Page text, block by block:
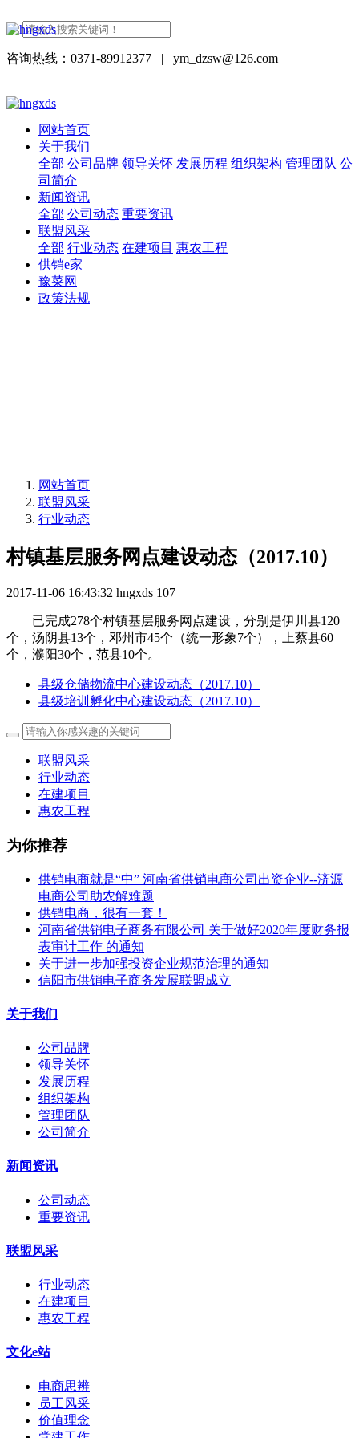
咨询热线：0371-89912377 | ym_dzsw@126.com
网站首页
关于我们
全部 公司品牌 领导关怀 发展历程 组织架构 管理团队 公
司简介
新闻资讯
全部 公司动态 重要资讯
联盟风采
全部 行业动态 在建项目 惠农工程
供销e家
豫菜网
政策法规
网站首页
联盟风采
行业动态
村镇基层服务网点建设动态（2017.10）
2017-11-06 16:43:32 hngxds 107
已完成278个村镇基层服务网点建设，分别是伊川县120
个，汤阴县13个，邓州市45个（统一形象7个），上蔡县60
个，濮阳30个，范县10个。
县级仓储物流中心建设动态（2017.10）
县级培训孵化中心建设动态（2017.10）
联盟风采
行业动态
在建项目
惠农工程
为你推荐
供销电商就是“中” 河南省供销电商公司出资企业--济源
电商公司助农解难题
供销电商，很有一套！
河南省供销电子商务有限公司 关于做好2020年度财务报
表审计工作 的通知
关于进一步加强投资企业规范治理的通知
信阳市供销电子商务发展联盟成立
关于我们
公司品牌
领导关怀
发展历程
组织架构
管理团队
公司简介
新闻资讯
公司动态
重要资讯
联盟风采
行业动态
在建项目
惠农工程
文化e站
电商思辨
员工风采
价值理念